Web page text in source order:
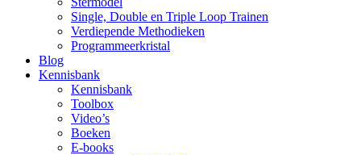
Single, Double en Triple Loop Trainen
Verdiepende Methodieken
Programmeerkristal
Blog
Kennisbank
Kennisbank
Toolbox
Video’s
Boeken
E-books